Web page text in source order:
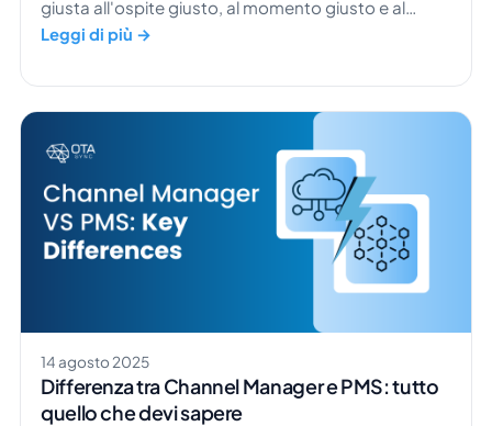
giusta all'ospite giusto, al momento giusto e al
prezzo giusto. Tutto è nato con le compagnie aeree,
migliori per i posti a sedere. Oggi gli hotel adottano
una strategia simile per aumentare i propri […]
Leggi di più →
14 agosto 2025
Differenza tra Channel Manager e PMS: tutto
quello che devi sapere